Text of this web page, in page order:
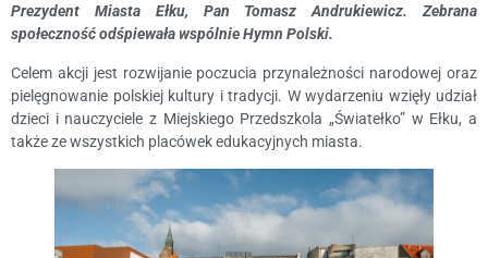
Prezydent Miasta Ełku, Pan Tomasz Andrukiewicz. Zebrana
społeczność odśpiewała wspólnie Hymn Polski.
Celem akcji jest rozwijanie poczucia przynależności narodowej oraz
pielęgnowanie polskiej kultury i tradycji. W wydarzeniu wzięły udział
dzieci i nauczyciele z Miejskiego Przedszkola „Światełko” w Ełku, a
także ze wszystkich placówek edukacyjnych miasta.